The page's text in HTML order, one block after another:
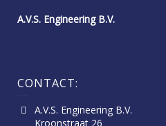
A.V.S. Engineering B.V.
CONTACT:
A.V.S. Engineering B.V.
Kroonstraat 26